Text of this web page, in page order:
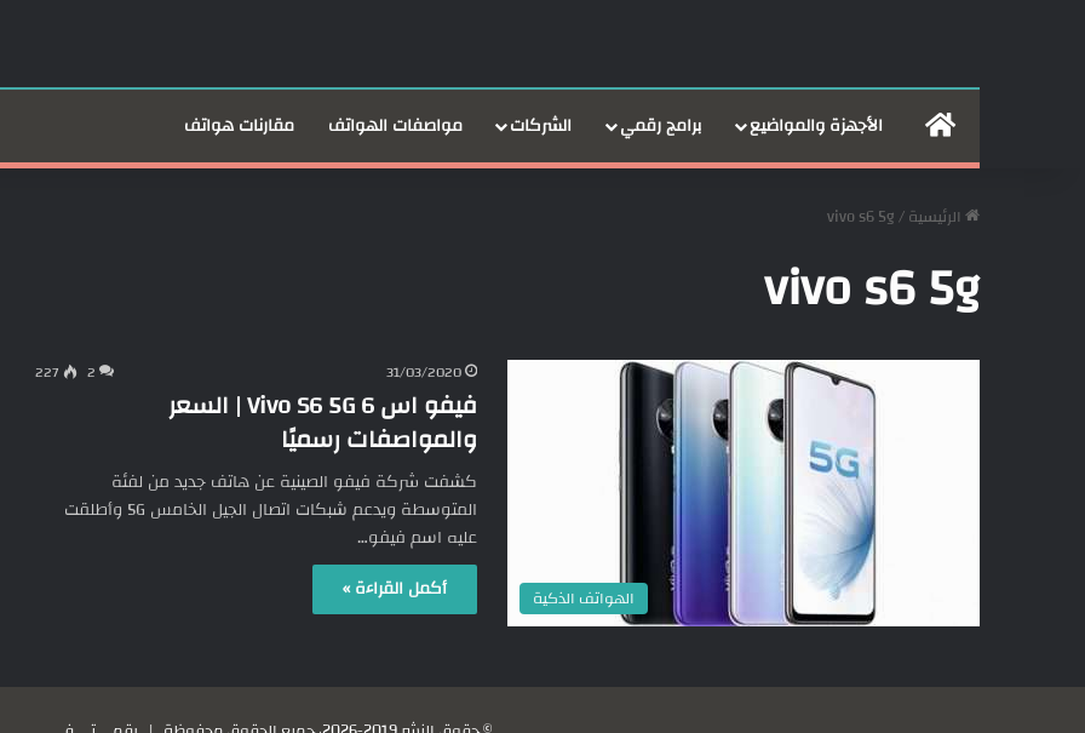
الرئيسيةالأجهزة والمواضيع برامج رقمي الشركات مواصفات الهواتف مقارنات هواتف
الرئيسية/
vivo s6 5g
vivo s6 5g
الهواتف الذكية
31/03/2020
2
227
فيفو اس 6 Vivo S6 5G | السعر
والمواصفات رسميًا
كشفت شركة فيفو الصينية عن هاتف جديد من لفئة
المتوسطة ويدعم شبكات اتصال الجيل الخامس 5G وأطلقت
عليه اسم فيفو…
أكمل القراءة »